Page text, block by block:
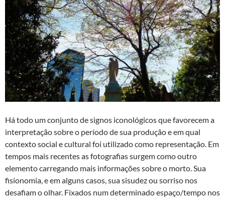
Há todo um conjunto de signos iconológicos que favorecem a
interpretação sobre o período de sua produção e em qual
contexto social e cultural foi utilizado como representação. Em
tempos mais recentes as fotografias surgem como outro
elemento carregando mais informações sobre o morto. Sua
fisionomia, e em alguns casos, sua sisudez ou sorriso nos
desafiam o olhar. Fixados num determinado espaço/tempo nos